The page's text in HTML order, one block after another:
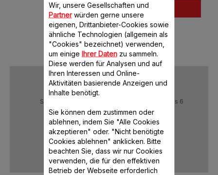
In den Warenkorb legen
Sichere Zahlung
Lieferzeiten: 5 bis 6
Verktage
Datenschutz AGB
Wir, unsere Gesellschaften und
Partnerwürden gerne unsere
eigenen, Drittanbieter-Cookies sowie
ähnliche Technologien (allgemein als
"Cookies" bezeichnet) verwenden,
um einige Ihrer Datenzu sammeln.
Diese werden für Analysen und auf
Ihren Interessen und Online-
Aktivitäten basierende Anzeigen und
Inhalte benötigt.
Sie können dem zustimmen oder
ablehnen, indem Sie "Alle Cookies
akzeptieren" oder. "Nicht benötigte
Cookies ablehnen" anklicken. Bitte
beachten Sie, dass wir nur Cookies
verwenden, die für den effektiven
Betrieb der Webseite erforderlich